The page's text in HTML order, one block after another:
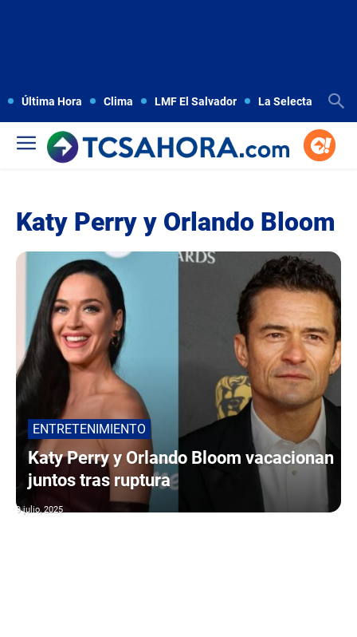
Última Hora Clima LMF El Salvador La Selecta
Katy Perry y Orlando Bloom
ENTRETENIMIENTO
Katy Perry y Orlando Bloom vacacionan
juntos tras ruptura
9 julio, 2025